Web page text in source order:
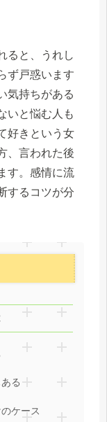
ると、うれし
ず戸惑います
気持ちがある
いと悩む人も
好きという女
、言われた後
す。感情に流
するコツが分
る
ケース